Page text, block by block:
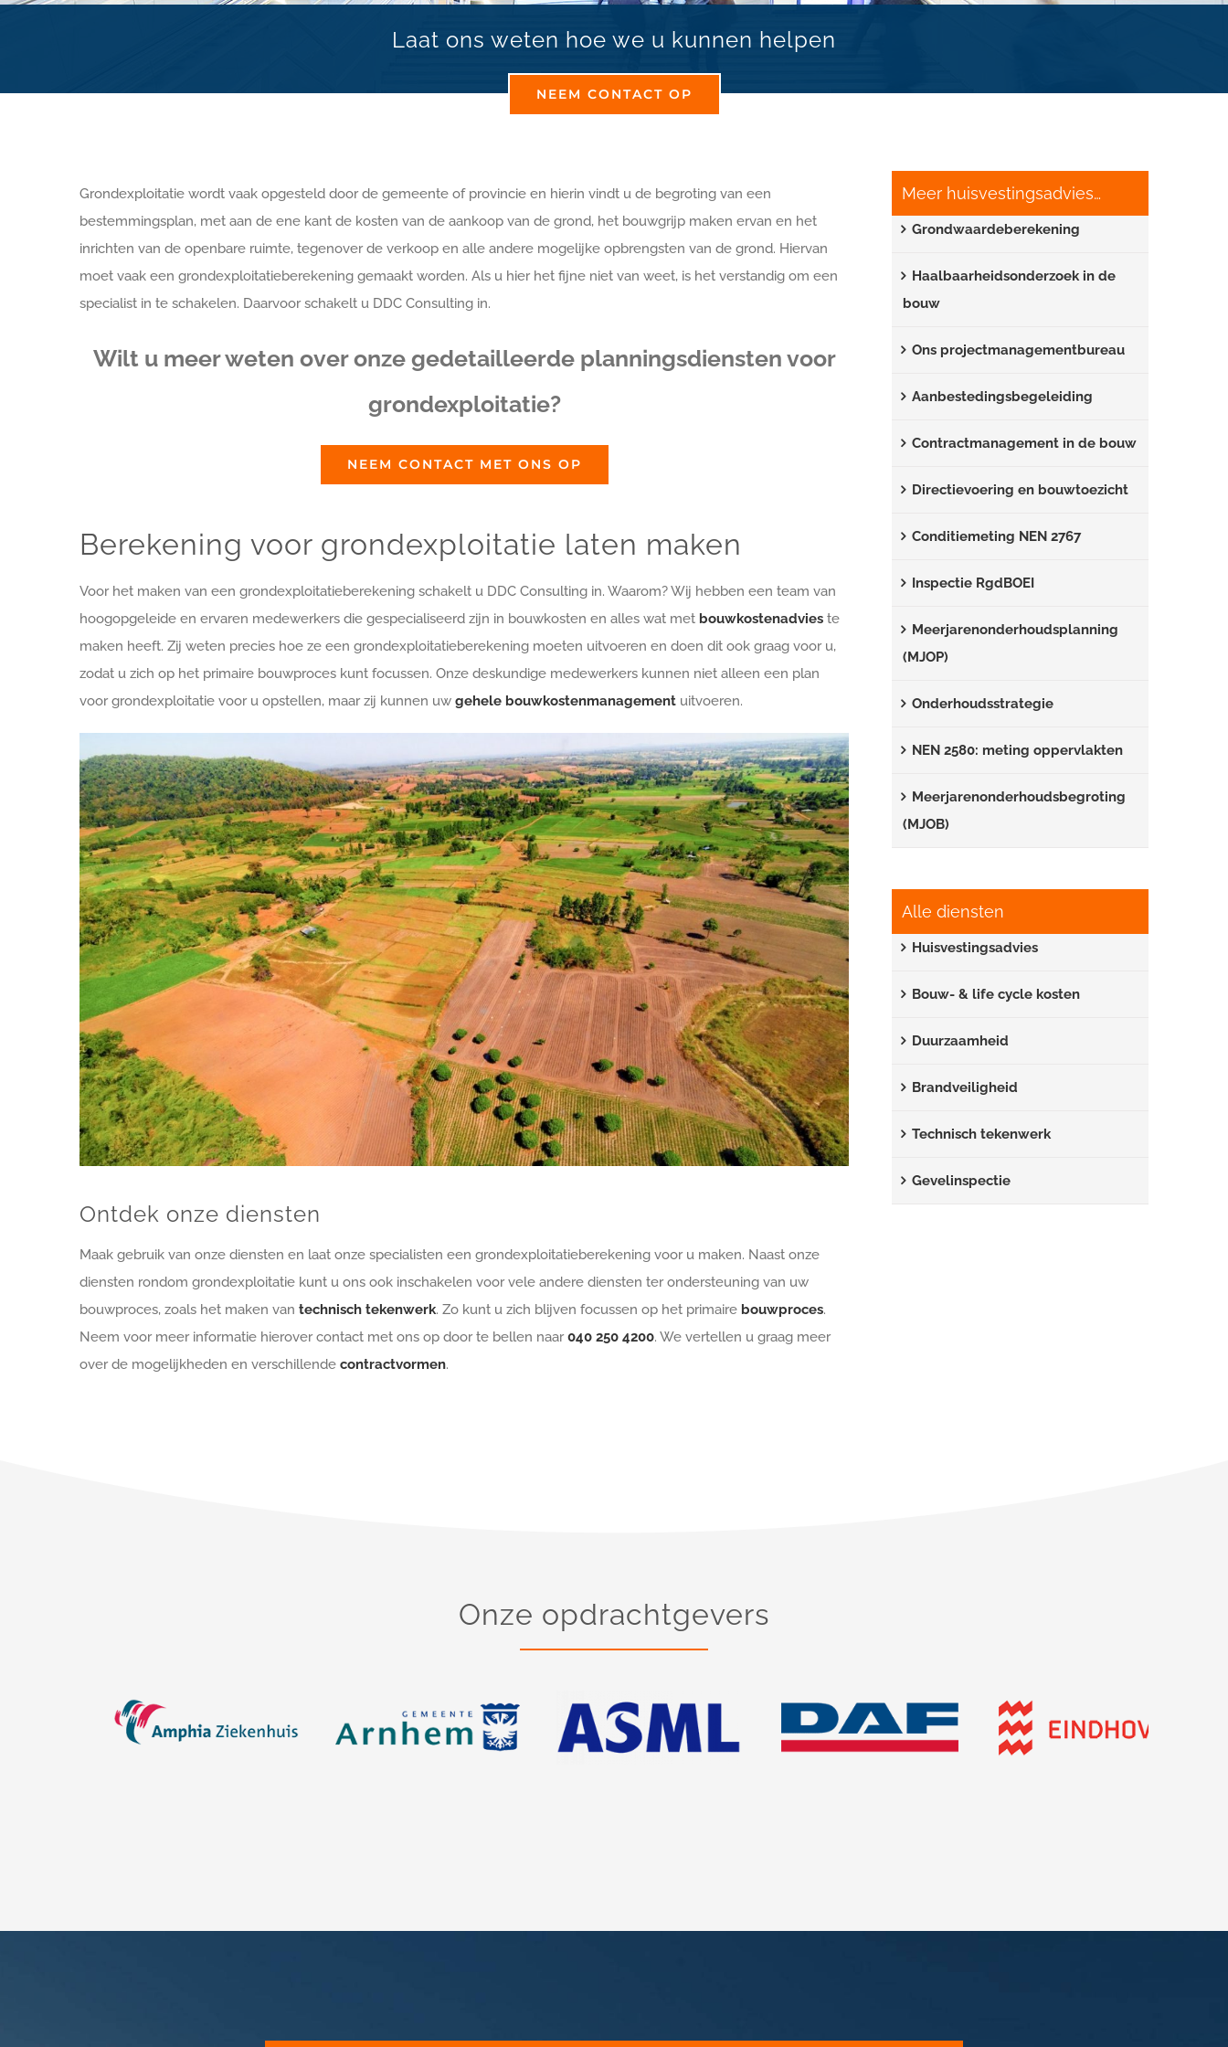
Laat ons weten hoe we u kunnen helpen
NEEM CONTACT OP
Grondexploitatie wordt vaak opgesteld door de gemeente of provincie en hierin vindt u de begroting van een
bestemmingsplan, met aan de ene kant de kosten van de aankoop van de grond, het bouwgrijp maken ervan en het
inrichten van de openbare ruimte, tegenover de verkoop en alle andere mogelijke opbrengsten van de grond. Hiervan
moet vaak een grondexploitatieberekening gemaakt worden. Als u hier het fijne niet van weet, is het verstandig om een
specialist in te schakelen. Daarvoor schakelt u DDC Consulting in.
Wilt u meer weten over onze gedetailleerde planningsdiensten voor
grondexploitatie?
NEEM CONTACT MET ONS OP
Berekening voor grondexploitatie laten maken
Voor het maken van een grondexploitatieberekening schakelt u DDC Consulting in. Waarom? Wij hebben een team van
hoogopgeleide en ervaren medewerkers die gespecialiseerd zijn in bouwkosten en alles wat met bouwkostenadvies te
maken heeft. Zij weten precies hoe ze een grondexploitatieberekening moeten uitvoeren en doen dit ook graag voor u,
zodat u zich op het primaire bouwproces kunt focussen. Onze deskundige medewerkers kunnen niet alleen een plan
voor grondexploitatie voor u opstellen, maar zij kunnen uw gehele bouwkostenmanagement uitvoeren.
Ontdek onze diensten
Maak gebruik van onze diensten en laat onze specialisten een grondexploitatieberekening voor u maken. Naast onze
diensten rondom grondexploitatie kunt u ons ook inschakelen voor vele andere diensten ter ondersteuning van uw
bouwproces, zoals het maken van technisch tekenwerk. Zo kunt u zich blijven focussen op het primaire bouwproces.
Neem voor meer informatie hierover contact met ons op door te bellen naar040 250 4200. We vertellen u graag meer
over de mogelijkheden en verschillende contractvormen.
Meer huisvestingsadvies…
Grondwaardeberekening
Haalbaarheidsonderzoek in de
bouw
Ons projectmanagementbureau
Aanbestedingsbegeleiding
Contractmanagement in de bouw
Directievoering en bouwtoezicht
Conditiemeting NEN 2767
Inspectie RgdBOEI
Meerjarenonderhoudsplanning
(MJOP)
Onderhoudsstrategie
NEN 2580: meting oppervlakten
Meerjarenonderhoudsbegroting
(MJOB)
Alle diensten
Huisvestingsadvies
Bouw- & life cycle kosten
Duurzaamheid
Brandveiligheid
Technisch tekenwerk
Gevelinspectie
Onze opdrachtgevers